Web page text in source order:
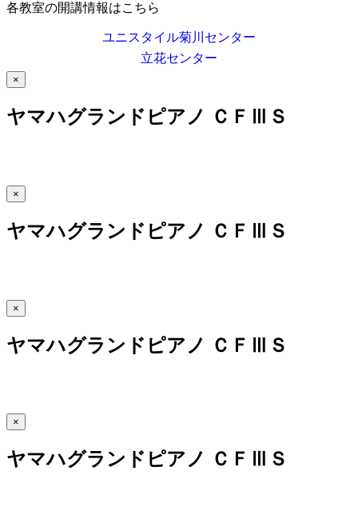
各教室の開講情報はこちら
ユニスタイル菊川センター
立花センター
×
ヤマハグランドピアノ ＣＦⅢＳ
×
ヤマハグランドピアノ ＣＦⅢＳ
×
ヤマハグランドピアノ ＣＦⅢＳ
×
ヤマハグランドピアノ ＣＦⅢＳ